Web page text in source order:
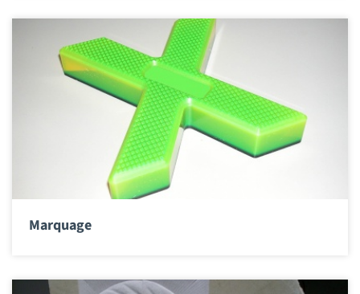
Marquage